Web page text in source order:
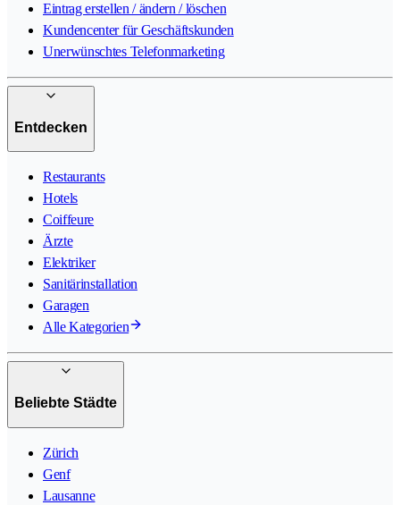
Eintrag erstellen / ändern / löschen
Kundencenter für Geschäftskunden
Unerwünschtes Telefonmarketing
Entdecken
Restaurants
Hotels
Coiffeure
Ärzte
Elektriker
Sanitärinstallation
Garagen
Alle Kategorien
Beliebte Städte
Zürich
Genf
Lausanne